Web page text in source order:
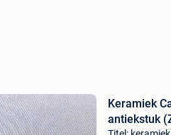
Keramiek
antiekstuk